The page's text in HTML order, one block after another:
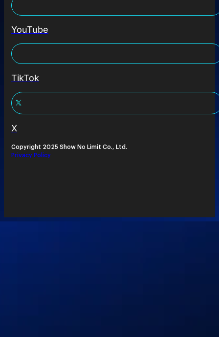
YouTube
TikTok
X
Copyright 2025 Show No Limit Co., Ltd.
Privacy Policy